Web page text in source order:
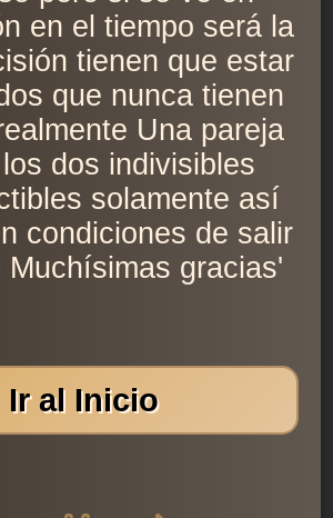
en el tiempo será la
tienen que estar
que nunca tienen
Una pareja
dos indivisibles
solamente así
condiciones de salir
Muchísimas gracias'
Ir al Inicio